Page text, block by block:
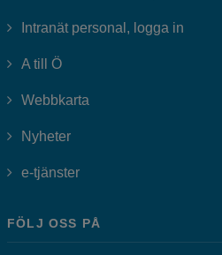
Intranät personal, logga in
A till Ö
Webbkarta
Nyheter
e-tjänsterLänk till annan
FÖLJ OSS PÅ